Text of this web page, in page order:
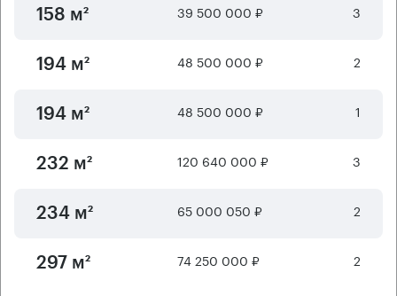
158 м² 39 500 000 ₽ 3
194 м² 48 500 000 ₽ 2
194 м² 48 500 000 ₽ 1
232 м² 120 640 000 ₽ 3
234 м² 65 000 050 ₽ 2
297 м² 74 250 000 ₽ 2